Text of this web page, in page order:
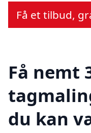
Få et tilbud,
Få nemt
du kan